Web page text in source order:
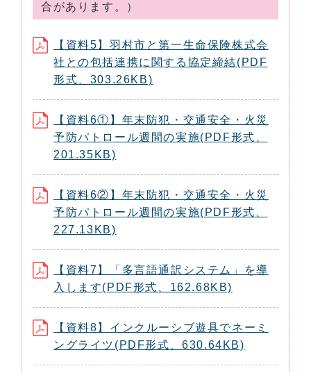
合があります。）
【資料5】羽村市と第一生命保険株式会
社との包括連携に関する協定締結(PDF
形式、303.26KB)
【資料6①】年末防犯・交通安全・火災
予防パトロール週間の実施(PDF形式、
201.35KB)
【資料6②】年末防犯・交通安全・火災
予防パトロール週間の実施(PDF形式、
227.13KB)
【資料7】「多言語通訳システム」を導
入します(PDF形式、162.68KB)
【資料8】インクルーシブ遊具でネーミ
ングライツ(PDF形式、630.64KB)